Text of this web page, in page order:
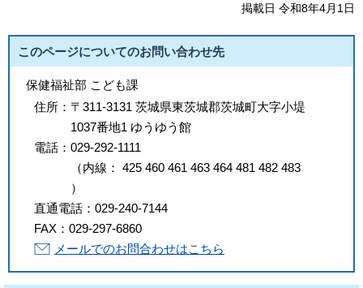
掲載日 令和8年4月1日
このページについてのお問い合わせ先
保健福祉部 こども課
住所： 〒311-3131 茨城県東茨城郡茨城町大字小堤
1037番地1 ゆうゆう館
電話： 029-292-1111
（内線 ： 425 460 461 463 464 481 482 483
）
直通電話： 029-240-7144
FAX： 029-297-6860
メールでのお問合わせはこちら